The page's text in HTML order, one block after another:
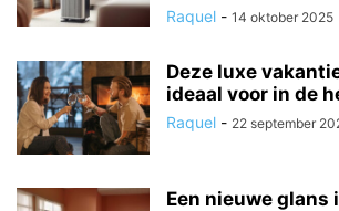
Raquel - 14 oktober 2025
Deze luxe
ideaal voor in de
Raquel - 22 september
Een nieuwe glans